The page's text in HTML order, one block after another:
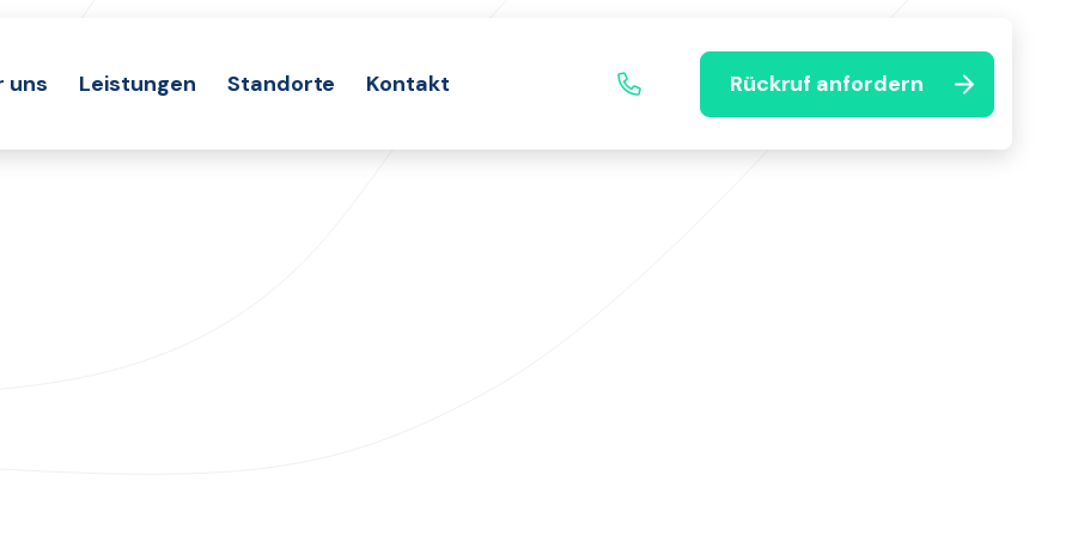
uns Leistungen Standorte Kontakt  Rückruf anfordern